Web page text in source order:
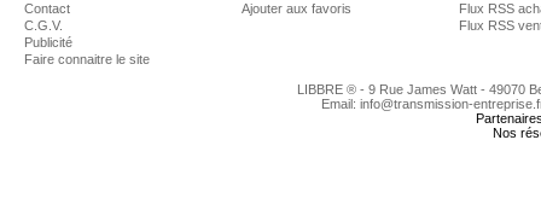
Contact
C.G.V.
Publicité
Faire connaitre le site
Ajouter aux favoris
Flux RSS
Flux RSS
LIBBRE ® - 9 Rue James Watt - 49070
Email: info@transmission-
Nos